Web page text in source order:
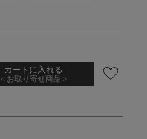
カートに入れる
＜お取り寄せ商品＞